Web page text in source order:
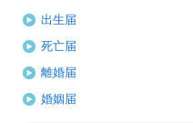
出生届
死亡届
離婚届
婚姻届